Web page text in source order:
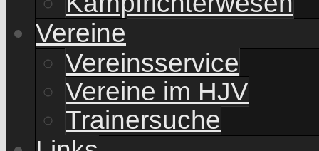
Vereine
Vereinsservice
Vereine im HJV
Trainersuche